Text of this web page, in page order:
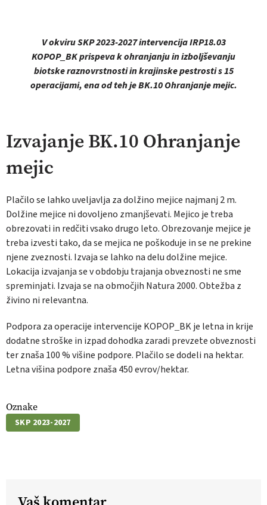
V okviru SKP 2023-2027 intervencija IRP18.03
KOPOP_BK prispeva k ohranjanju in izboljševanju
biotske raznovrstnosti in krajinske pestrosti s 15
operacijami, ena od teh je BK.10 Ohranjanje mejic.
Izvajanje BK.10 Ohranjanje
mejic
Plačilo se lahko uveljavlja za dolžino mejice najmanj 2 m.
Dolžine mejice ni dovoljeno zmanjševati. Mejico je treba
obrezovati in redčiti vsako drugo leto. Obrezovanje mejice je
treba izvesti tako, da se mejica ne poškoduje in se ne prekine
njene zveznosti. Izvaja se lahko na delu dolžine mejice.
Lokacija izvajanja se v obdobju trajanja obveznosti ne sme
spreminjati. Izvaja se na območjih Natura 2000. Obtežba z
živino ni relevantna.
Podpora za operacije intervencije KOPOP_BK je letna in krije
dodatne stroške in izpad dohodka zaradi prevzete obveznosti
ter znaša 100 % višine podpore. Plačilo se dodeli na hektar.
Letna višina podpore znaša 450 evrov/hektar.
Oznake
SKP 2023-2027